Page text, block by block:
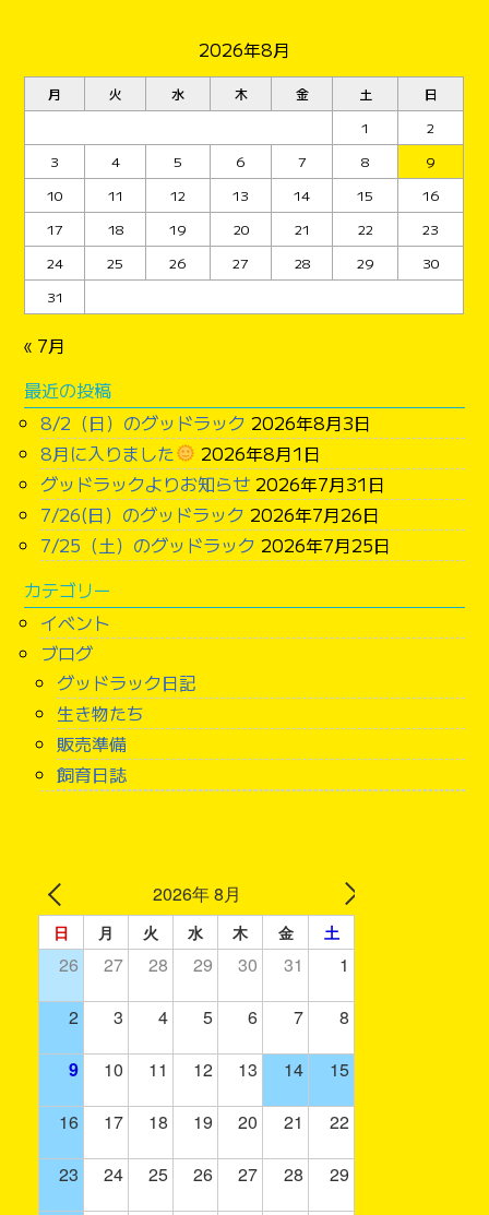
2026年8月
月 火 水 木 金 土
日
1
2
3
4 5 6 7 8
9
10
11 12 13 14 15
16
17
18 19 20 21 22
23
24
25 26 27 28 29
30
31
« 7月
最近の投稿
8/2（日）のグッドラック 2026年8月3日
8月に入りました
2026年8月1日
グッドラックよりお知らせ 2026年7月31日
7/26(日）のグッドラック 2026年7月26日
7/25（土）のグッドラック 2026年7月25日
カテゴリー
イベント
ブログ
グッドラック日記
生き物たち
販売準備
飼育日誌
2026年 8月
日 月 火 水 木 金 土
26 27 28 29 30 31 1
2 3 4 5 6 7 8
9 10 11 12 13 14 15
16 17 18 19 20 21 22
23 24 25 26 27 28 29